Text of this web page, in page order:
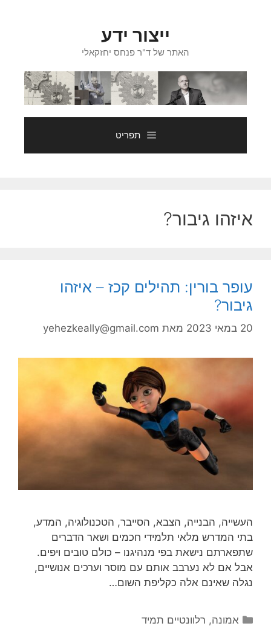
ייצור ידע
האתר של ד"ר פנחס יחזקאלי
תפריט
איזהו גיבור?
עופר בורין: תהילים קכז – איזהו
גיבור?
20 במאי 2023 מאת yehezkeally@gmail.com
העשייה, הבנייה, הצבא, הסייבר, הטכנולוגיה, המדע,
בתי המדרש מלאי תלמידי חכמים ושאר הדברים
שתפארתם נישאת בפי מנהיגנו – כולם טובים ויפים.
אבל אם לא נערבב אותם עם מוסר וערכים אנושיים,
נגלה שאינם אלה כקליפת השום…
קטגוריות
אמונה, רלוונטיים תמיד